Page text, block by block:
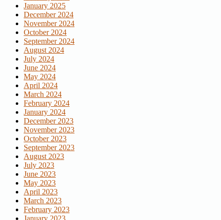
January 2025
December 2024
November 2024
October 2024
September 2024
August 2024
July 2024
June 2024
May 2024
April 2024
March 2024
February 2024
January 2024
December 2023
November 2023
October 2023
September 2023
August 2023
July 2023
June 2023
May 2023
April 2023
March 2023
February 2023
January 2023